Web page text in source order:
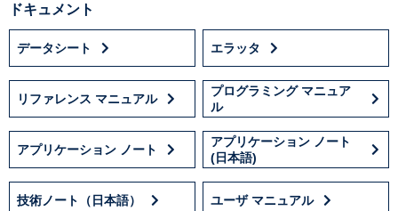
ドキュメント
データシート エラッタ
リファレンス マニュアル
プログラミング マニュア
ル
アプリケーション ノート
アプリケーション ノート
(日本語)
技術ノート（日本語） ユーザ マニュアル